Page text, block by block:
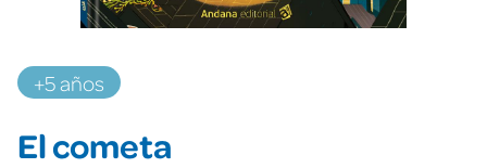
+5 años
El cometa